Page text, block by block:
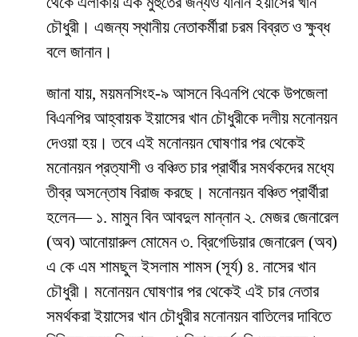
চৌধুরী। এজন্য স্থানীয় নেতাকর্মীরা চরম বিব্রত ও ক্ষুব্ধ
বলে জানান।
জানা যায়, ময়মনসিংহ-৯ আসনে বিএনপি থেকে উপজেলা
বিএনপির আহ্বায়ক ইয়াসের খান চৌধুরীকে দলীয় মনোনয়ন
দেওয়া হয়। তবে এই মনোনয়ন ঘোষণার পর থেকেই
মনোনয়ন প্রত্যাশী ও বঞ্চিত চার প্রার্থীর সমর্থকদের মধ্যে
তীব্র অসন্তোষ বিরাজ করছে। মনোনয়ন বঞ্চিত প্রার্থীরা
হলেন— ১. মামুন বিন আবদুল মান্নান ২. মেজর জেনারেল
(অব) আনোয়ারুল মোমেন ৩. ব্রিগেডিয়ার জেনারেল (অব)
এ কে এম শামছুল ইসলাম শামস (সূর্য) ৪. নাসের খান
চৌধুরী। মনোনয়ন ঘোষণার পর থেকেই এই চার নেতার
সমর্থকরা ইয়াসের খান চৌধুরীর মনোনয়ন বাতিলের দাবিতে